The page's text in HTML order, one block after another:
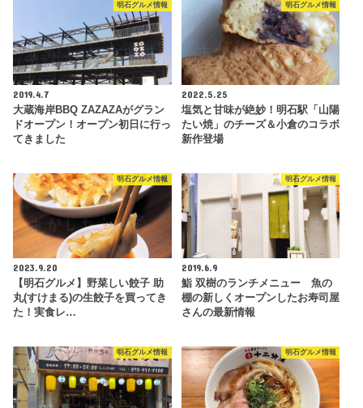
明石グルメ情報
2019.4.7
大蔵海岸BBQ ZAZAZAがグラン
ドオープン！オープン初日に行っ
てきました
明石グルメ情報
2022.5.25
塩気と甘味が絶妙！明石駅「山陽
たい焼」のチーズ＆小倉のコラボ
新作登場
明石グルメ情報
2023.9.20
【明石グルメ】野菜しい餃子 助
丸(すけまる)の生餃子を買ってき
た！実食レ…
明石グルメ情報
2019.6.9
鮨 双樹のランチメニュー 魚の
棚の新しくオープンしたお寿司屋
さんの最新情報
明石グルメ情報 明石グルメ情報